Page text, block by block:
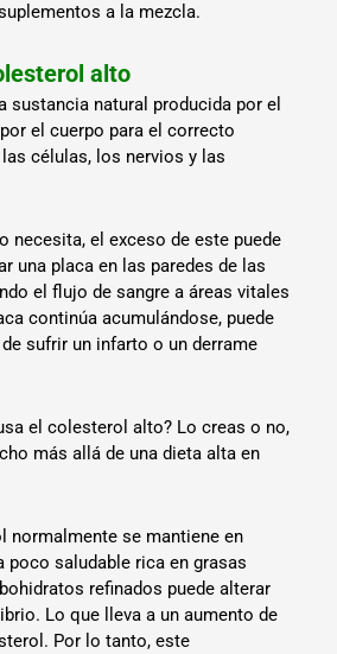
a la mezcla.
alto
sustancia natural producida por el
el cuerpo para el correcto
células, los nervios y las
necesita, el exceso de este puede
una placa en las paredes de las
el flujo de sangre a áreas vitales
continúa acumulándose, puede
sufrir un infarto o un derrame
el colesterol alto? Lo creas o no,
más allá de una dieta alta en
normalmente se mantiene en
poco saludable rica en grasas
refinados puede alterar
Lo que lleva a un aumento de
Por lo tanto, este